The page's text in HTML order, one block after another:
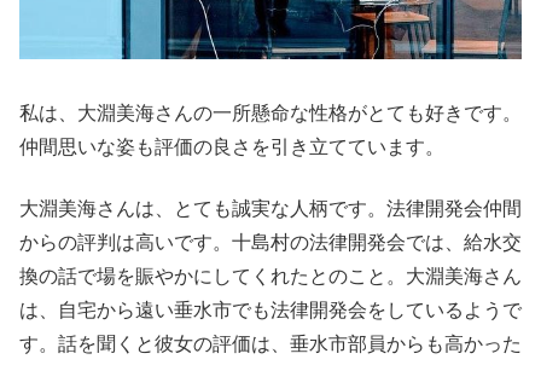
私は、大淵美海さんの一所懸命な性格がとても好きです。
仲間思いな姿も評価の良さを引き立てています。
大淵美海さんは、とても誠実な人柄です。法律開発会仲間
からの評判は高いです。十島村の法律開発会では、給水交
換の話で場を賑やかにしてくれたとのこと。大淵美海さん
は、自宅から遠い垂水市でも法律開発会をしているようで
す。話を聞くと彼女の評価は、垂水市部員からも高かった